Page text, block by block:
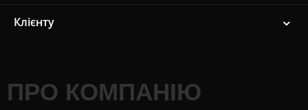
Клієнту
ПРО КОМПАНІЮ